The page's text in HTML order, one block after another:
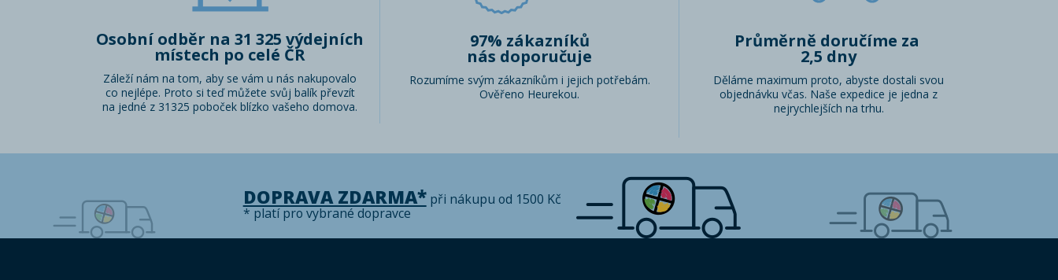
Osobní odběr na 31 325 výdejních
místech po celé ČR
Záleží nám na tom, aby se vám u nás nakupovalo
co nejlépe. Proto si teď můžete svůj balík převzít
na jedné z 31325 poboček blízko vašeho domova.
97% zákazníků
nás doporučuje
Rozumíme svým zákazníkům i jejich potřebám.
Ověřeno Heurekou.
Průměrně doručíme za
2,5 dny
Děláme maximum proto, abyste dostali svou
objednávku včas. Naše expedice je jedna z
nejrychlejších na trhu.
DOPRAVA ZDARMA*při nákupu od 1500 Kč
* platí pro vybrané dopravce